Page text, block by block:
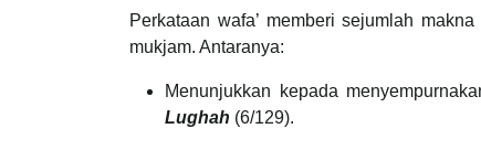
Perkataan wafa’ memberi sejumlah
mukjam. Antaranya:
Menunjukkan kepada
Lughah (6/129).